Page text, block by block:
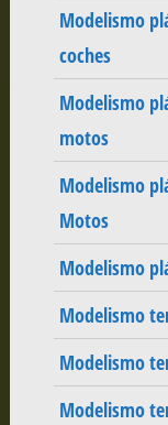
Modelismo
coches
Modelismo
motos
Modelismo
Motos
Modelismo
Modelismo
Modelismo
Modelismo